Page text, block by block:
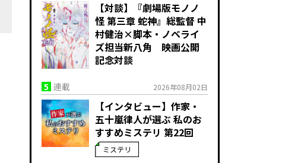
【対談】『劇場版モノノ
怪 第三章 蛇神』総監督 中
村健治×脚本・ノベライ
ズ担当新八角 映画公開
記念対談
5 連載 2026年08月02日
【インタビュー】作家・
五十嵐律人が選ぶ 私のお
すすめミステリ 第22回
ミステリ